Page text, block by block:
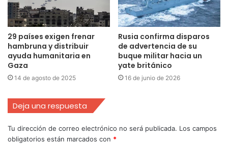
29 países exigen frenar
hambruna y distribuir
ayuda humanitaria en
Gaza
14 de agosto de 2025
Rusia confirma disparos
de advertencia de su
buque militar hacia un
yate británico
16 de junio de 2026
Deja una respuesta
Tu dirección de correo electrónico no será publicada. Los campos
obligatorios están marcados con *